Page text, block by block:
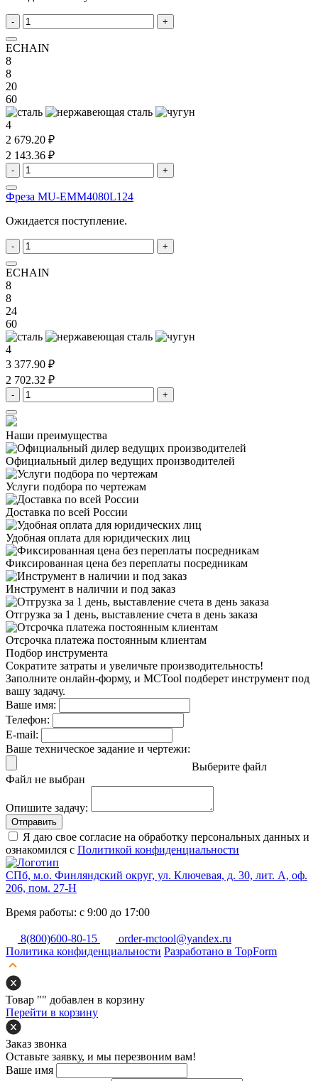
- +
ECHAIN
8
8
20
60
4
2 679.20 ₽
2 143.36 ₽
- +
Фреза MU-EMM4080L124
Ожидается поступление.
- +
ECHAIN
8
8
24
60
4
3 377.90 ₽
2 702.32 ₽
- +
Наши преимущества
Официальный дилер ведущих производителей
Услуги подбора по чертежам
Доставка по всей России
Удобная оплата для юридических лиц
Фиксированная цена без переплаты посредникам
Инструмент в наличии и под заказ
Отгрузка за 1 день, выставление счета в день заказа
Отсрочка платежа постоянным клиентам
Подбор инструмента
Сократите затраты и увеличьте производительность!
Заполните онлайн-форму, и MCTool подберет инструмент под
вашу задачу.
Ваше имя:
Телефон:
E-mail:
Ваше техническое задание и чертежи:
Выберите файл
Файл не выбран
Опишите задачу:
Отправить
Я даю свое согласие на обработку персональных данных и
ознакомился с Политикой конфиденциальности
СПб, м.о. Финляндский округ, ул. Ключевая, д. 30, лит. А, оф.
206, пом. 27-Н
Время работы: с 9:00 до 17:00
8(800)600-80-15
order-mctool@yandex.ru
Политика конфиденциальности Разработано в TopForm
Товар "" добавлен в корзину
Перейти в корзину
Заказ звонка
Оставьте заявку, и мы перезвоним вам!
Ваше имя